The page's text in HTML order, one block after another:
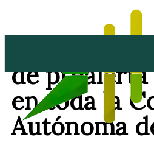
de
en toda la
Autónoma